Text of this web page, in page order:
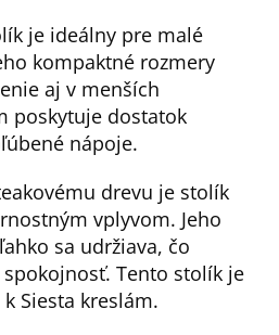
je ideálny pre malé
kompaktné rozmery
aj v menších
poskytuje dostatok
nápoje.
drevu je stolík
vplyvom. Jeho
sa udržiava, čo
Tento stolík je
Siesta kreslám.